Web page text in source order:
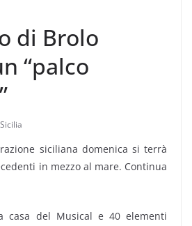
di Brolo
“palco
siciliana domenica si terrà
in mezzo al mare. Continua
casa del Musical e 40 elementi